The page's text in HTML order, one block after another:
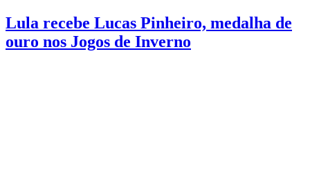
Lula recebe Lucas Pinheiro, medalha de
ouro nos Jogos de Inverno